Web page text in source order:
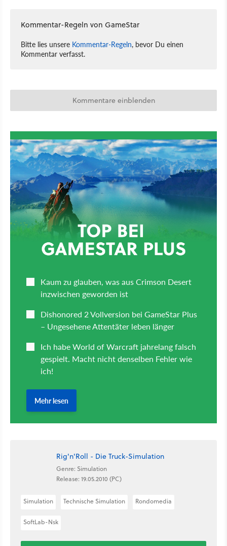
Kommentar-Regeln von GameStar
Bitte lies unsere Kommentar-Regeln, bevor Du einen
Kommentar verfasst.
Kommentare einblenden
Rig'n'Roll - Die Truck-Simulation
Genre: Simulation
Release: 19.05.2010 (PC)
Simulation Technische Simulation Rondomedia
SoftLab-Nsk